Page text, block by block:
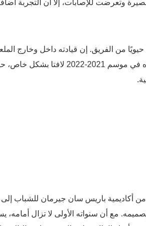
وتعرضت للإصابات، إلا أن التجربة
حيويًا من الفريق. إن قيادته داخل وخارج
مهمة عززت مكانته كلاعب رئيسي في ليون. وكان
باريس سان جيرمان للشباب إلى
مع أن سنواته الأولى لا تزال أمامه،